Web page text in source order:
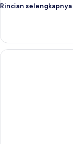
Rincian selengkapnya
Rincian
Kamar